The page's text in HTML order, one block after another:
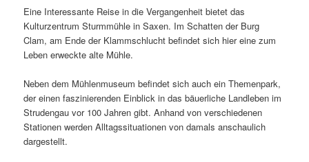
Eine Interessante Reise in die Vergangenheit bietet das
Kulturzentrum Sturmmühle in Saxen. Im Schatten der Burg
Clam, am Ende der Klammschlucht befindet sich hier eine zum
Leben erweckte alte Mühle.
Neben dem Mühlenmuseum befindet sich auch ein Themenpark,
der einen faszinierenden Einblick in das bäuerliche Landleben im
Strudengau vor 100 Jahren gibt. Anhand von verschiedenen
Stationen werden Alltagssituationen von damals anschaulich
dargestellt.